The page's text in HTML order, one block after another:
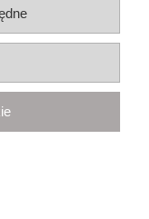
woj. kujawsko-